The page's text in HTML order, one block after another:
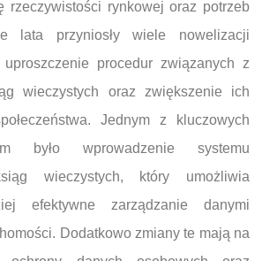
rzeczywistości rynkowej oraz potrzeb
lata przyniosły wiele nowelizacji
procedur związanych z
wieczystych oraz zwiększenie ich
Jednym z kluczowych
było wprowadzenie systemu
wieczystych, który umożliwia
efektywne zarządzanie danymi
Dodatkowo zmiany te mają na